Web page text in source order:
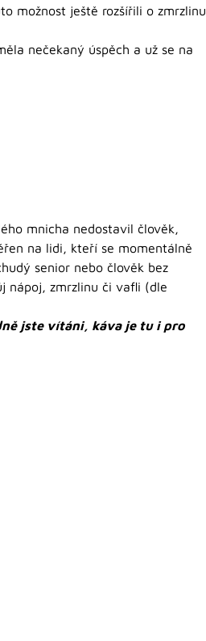
možnost ještě rozšířili o zmrzlinu
nečekaný úspěch a už se na
mnicha nedostavil člověk,
na lidi, kteří se momentálně
senior nebo člověk bez
nápoj, zmrzlinu či vafli (dle
jste vítáni, káva je tu i pro